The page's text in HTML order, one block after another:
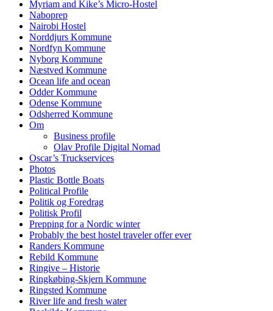
Myriam and Kike’s Micro-Hostel
Naboprep
Nairobi Hostel
Norddjurs Kommune
Nordfyn Kommune
Nyborg Kommune
Næstved Kommune
Ocean life and ocean
Odder Kommune
Odense Kommune
Odsherred Kommune
Om
Business profile
Olav Profile Digital Nomad
Oscar’s Truckservices
Photos
Plastic Bottle Boats
Political Profile
Politik og Foredrag
Politisk Profil
Prepping for a Nordic winter
Probably the best hostel traveler offer ever
Randers Kommune
Rebild Kommune
Ringive – Historie
Ringkøbing-Skjern Kommune
Ringsted Kommune
River life and fresh water